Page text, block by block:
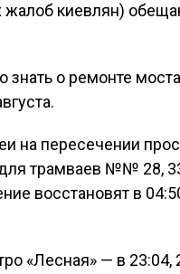
киевлян)
о ремонте
на пересечении
трамваев №№ 28,
восстановят в
«Лесная» — в 23:04,